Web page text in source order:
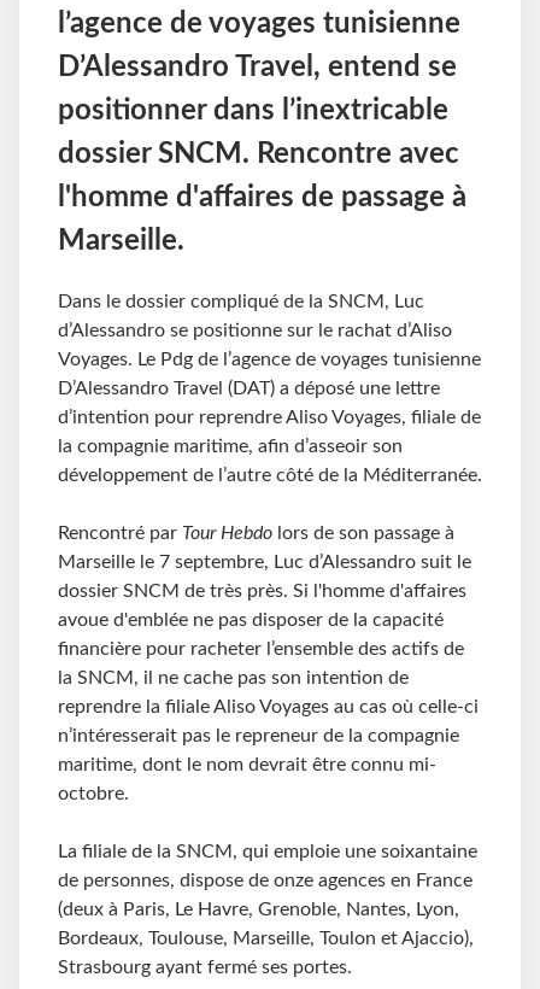
l’agence de voyages tunisienne
D’Alessandro Travel, entend se
positionner dans l’inextricable
dossier SNCM. Rencontre avec
l'homme d'affaires de passage à
Marseille.
Dans le dossier compliqué de la SNCM, Luc
d’Alessandro se positionne sur le rachat d’Aliso
Voyages. Le Pdg de l’agence de voyages tunisienne
D’Alessandro Travel (DAT) a déposé une lettre
d’intention pour reprendre Aliso Voyages, filiale de
la compagnie maritime, afin d’asseoir son
développement de l’autre côté de la Méditerranée.
Rencontré par Tour Hebdo lors de son passage à
Marseille le 7 septembre, Luc d’Alessandro suit le
dossier SNCM de très près. Si l'homme d'affaires
avoue d'emblée ne pas disposer de la capacité
financière pour racheter l’ensemble des actifs de
la SNCM, il ne cache pas son intention de
reprendre la filiale Aliso Voyages au cas où celle-ci
n’intéresserait pas le repreneur de la compagnie
maritime, dont le nom devrait être connu mi-
octobre.
La filiale de la SNCM, qui emploie une soixantaine
de personnes, dispose de onze agences en France
(deux à Paris, Le Havre, Grenoble, Nantes, Lyon,
Bordeaux, Toulouse, Marseille, Toulon et Ajaccio),
Strasbourg ayant fermé ses portes.